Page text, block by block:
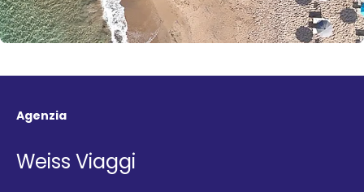
Agenzia
Weiss Viaggi